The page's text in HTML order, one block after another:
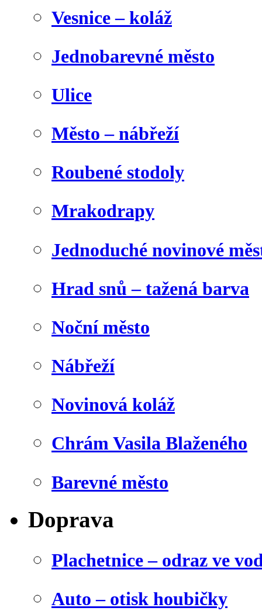
Vesnice – koláž
Jednobarevné město
Ulice
Město – nábřeží
Roubené stodoly
Mrakodrapy
Jednoduché novinové
Hrad snů – tažená barva
Noční město
Nábřeží
Novinová koláž
Chrám Vasila Blaženého
Barevné město
Doprava
Plachetnice – odraz ve
Auto – otisk houbičky